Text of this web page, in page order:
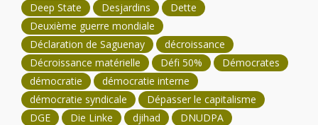
Deep State
Desjardins
Dette
Deuxième guerre mondiale
Déclaration de Saguenay
décroissance
Décroissance matérielle
Défi 50%
Démocrates
démocratie
démocratie interne
démocratie syndicale
Dépasser le capitalisme
DGE
Die Linke djihad
DNUDPA